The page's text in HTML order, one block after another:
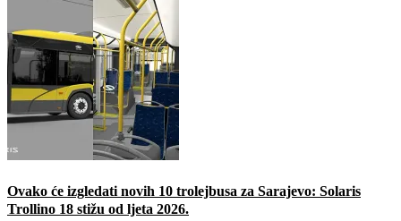
Ovako će izgledati novih 10 trolejbusa za Sarajevo: Solaris
Trollino 18 stižu od ljeta 2026.